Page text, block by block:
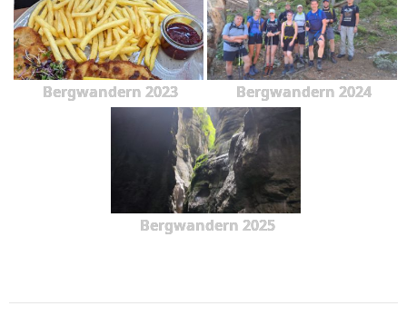
Bergwandern 2023 Bergwandern 2024
Bergwandern 2025